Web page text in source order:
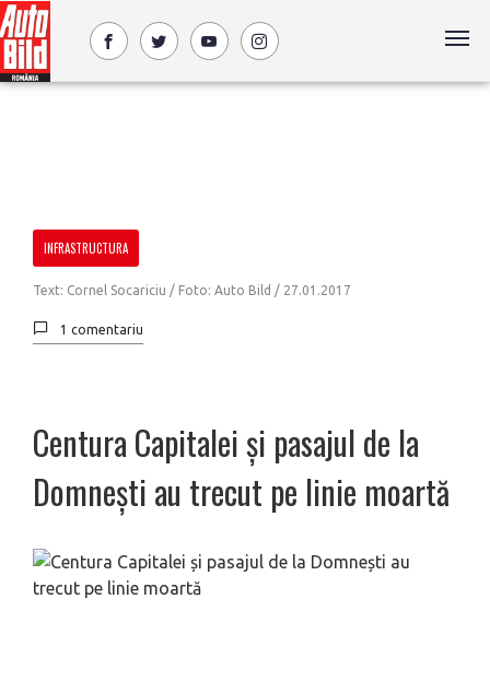
INFRASTRUCTURA
Text: Cornel Socariciu / Foto: Auto Bild / 27.01.2017
1 comentariu
Centura Capitalei și pasajul de la
Domnești au trecut pe linie moartă